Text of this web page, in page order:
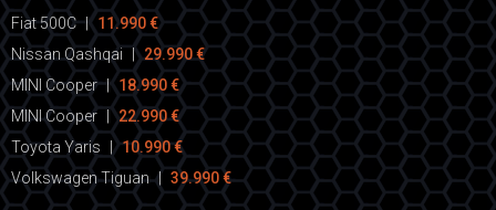
Fiat 500C | 11.990 €
Nissan Qashqai
| 29.990 €
MINI Cooper | 18.990 €
MINI Cooper
22.990 €
Toyota Yaris
10.990 €
Volkswagen Tiguan | 39.990 €